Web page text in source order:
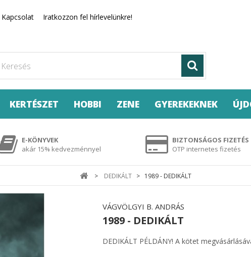
Kapcsolat Iratkozzon fel hírlevelünkre!
KERTÉSZET HOBBI ZENE GYEREKEKNEK
E-KÖNYVEK
akár 15% kedvezménnyel
BIZTONSÁGOS FIZETÉS
OTP internetes fizetés
> DEDIKÁLT > 1989 - DEDIKÁLT
VÁGVÖLGYI B. ANDRÁS
1989 - DEDIKÁLT
DEDIKÁLT PÉLDÁNY! A kötet